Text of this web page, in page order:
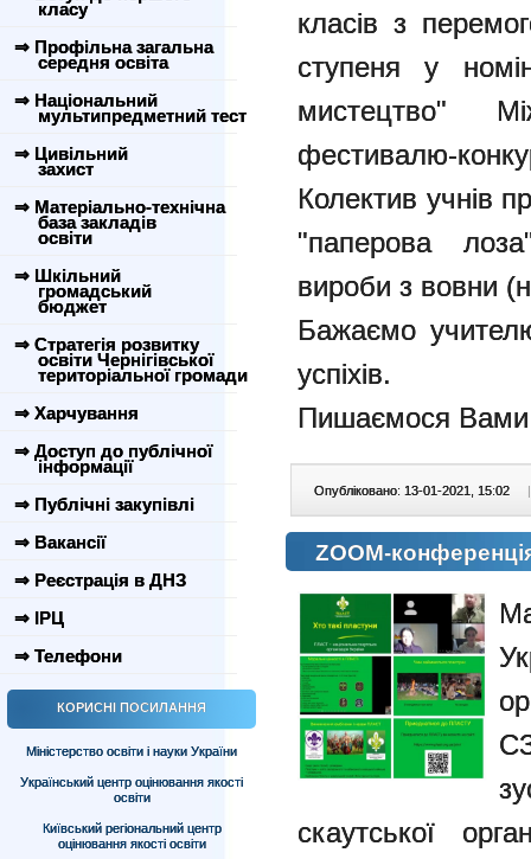
класу
⇒ Профільна загальна
середня освіта
⇒ Національний
мультипредметний тест
⇒ Цивільний
захист
⇒ Матеріально-технічна
база закладів
освіти
⇒ Шкільний
громадський
бюджет
⇒ Стратегія розвитку
освіти Чернігівської
територіальної громади
⇒ Харчування
⇒ Доступ до публічної
інформації
⇒ Публічні закупівлі
⇒ Вакансії
⇒ Реєстрація в ДНЗ
⇒ ІРЦ
⇒ Телефони
КОРИСНІ ПОСИЛАННЯ
Міністерство освіти і науки України
Український центр оцінювання якості
освіти
Київський регіональний центр
оцінювання якості освіти
класів з
ступеня у
мистецтво"
фестивалю-
Колектив учнів
"паперова
вироби з вовни
Бажаємо
успіхів.
Пишаємося
Опубліковано: 13-01-2021, 15:02 |
ZOOM-
скаутської